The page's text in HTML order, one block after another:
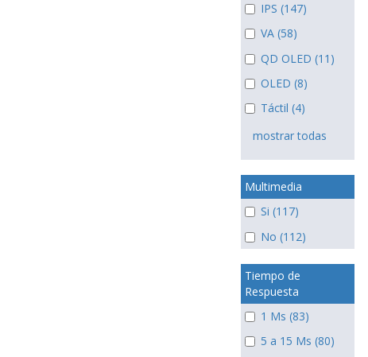
IPS (147)
VA (58)
QD OLED (11)
OLED (8)
Táctil (4)
mostrar todas
Multimedia
Si (117)
No (112)
Tiempo de
Respuesta
1 Ms (83)
5 a 15 Ms (80)